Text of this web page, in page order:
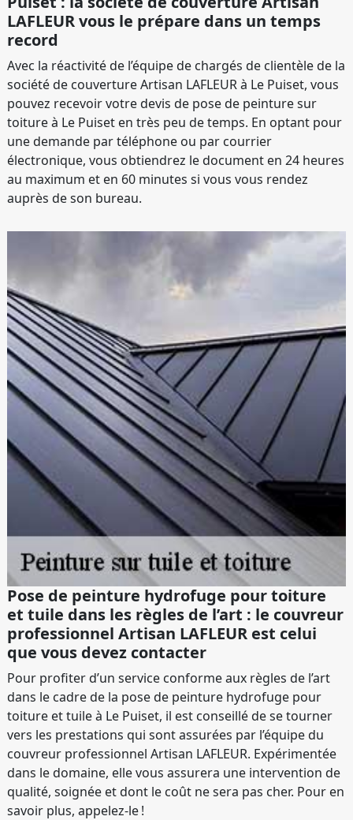
LAFLEUR vous le prépare dans un temps
record
Avec la réactivité de l’équipe de chargés de clientèle de la
société de couverture Artisan LAFLEUR à Le Puiset, vous
pouvez recevoir votre devis de pose de peinture sur
toiture à Le Puiset en très peu de temps. En optant pour
une demande par téléphone ou par courrier
électronique, vous obtiendrez le document en 24 heures
au maximum et en 60 minutes si vous vous rendez
auprès de son bureau.
Pose de peinture hydrofuge pour toiture
et tuile dans les règles de l’art : le couvreur
professionnel Artisan LAFLEUR est celui
que vous devez contacter
Pour profiter d’un service conforme aux règles de l’art
dans le cadre de la pose de peinture hydrofuge pour
toiture et tuile à Le Puiset, il est conseillé de se tourner
vers les prestations qui sont assurées par l’équipe du
couvreur professionnel Artisan LAFLEUR. Expérimentée
dans le domaine, elle vous assurera une intervention de
qualité, soignée et dont le coût ne sera pas cher. Pour en
savoir plus, appelez-le !